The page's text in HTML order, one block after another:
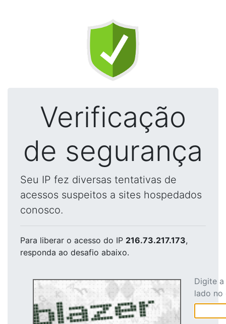
Verificação
de segurança
Seu IP fez diversas tentativas de
acessos suspeitos a sites hospedados
conosco.
Para liberar o acesso do IP 216.73.217.173,
responda ao desafio abaixo.
Digite
lado no